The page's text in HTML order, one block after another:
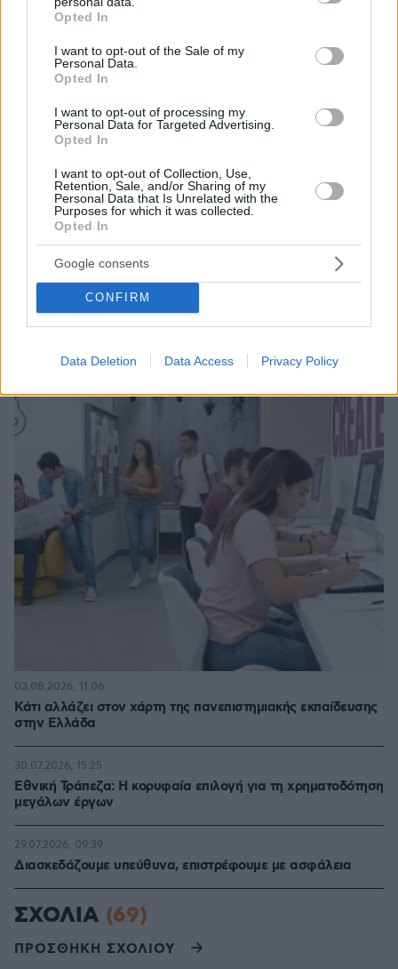
grant or deny consent to Google and its third-party tags to
use your data for below specified purposes in below Google
consent section.
Opted In
I want to opt-out of the Sale of my
Personal Data.
Opted In
I want to opt-out of processing my
Personal Data for Targeted Advertising.
Opted In
I want to opt-out of Collection, Use,
Retention, Sale, and/or Sharing of my
Personal Data that Is Unrelated with the
Purposes for which it was collected.
Opted In
Google consents
CONFIRM
Data Deletion Data Access Privacy Policy
Πανικός από καπνογόνο που πετάχτηκε σε σχολείο στην
Καλαμάτα
06.05.2023, 22:05
Thema Insights
Κάτι αλλάζει στον χάρτη της πανεπιστημιακής εκπαίδευσης
στην Ελλάδα
03.08.2026, 11:06
Εθνική Τράπεζα: Η κορυφαία επιλογή για τη χρηματοδότηση
μεγάλων έργων
30.07.2026, 15:25
Διασκεδάζουμε υπεύθυνα, επιστρέφουμε με ασφάλεια
29.07.2026, 09:39
ΣΧΟΛΙΑ (69)
ΠΡΟΣΘΗΚΗ ΣΧΟΛΙΟΥ